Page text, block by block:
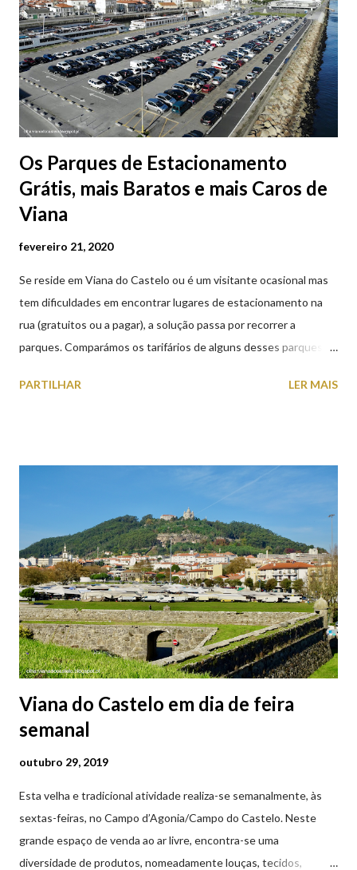
Os Parques de Estacionamento
Grátis, mais Baratos e mais Caros de
Viana
fevereiro 21, 2020
Se reside em Viana do Castelo ou é um visitante ocasional mas
tem dificuldades em encontrar lugares de estacionamento na
rua (gratuitos ou a pagar), a solução passa por recorrer a
parques. Comparámos os tarifários de alguns desses parques de
subterrâneos) perto do centro da cidade (entenda-se por
subterrâneos. O Parque da Estação Viana Shopping é grátis de
2ª a 5ª feira a partir das 20:00 (DIAS ÚTEIS)
PARTILHAR LER MAIS
Viana do Castelo em dia de feira
semanal
outubro 29, 2019
Esta velha e tradicional atividade realiza-se semanalmente, às
sextas-feiras, no Campo d’Agonia/Campo do Castelo. Neste
grande espaço de venda ao ar livre, encontra-se uma
diversidade de produtos, nomeadamente louças, tecidos,